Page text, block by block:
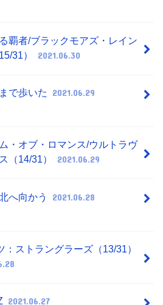
覇者/ブラックモアズ・レイン
31）
2021.06.30
で歩いた 2021.06.29
・オブ・ロマンス/ウルトラヴ
（14/31）
2021.06.29
へ向かう 2021.06.28
：ストラングラーズ（13/31）
2021.06.27